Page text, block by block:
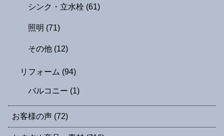
シンク・立水栓 (61)
照明 (71)
その他 (12)
リフォーム (94)
バルコニー (1)
お客様の声 (72)